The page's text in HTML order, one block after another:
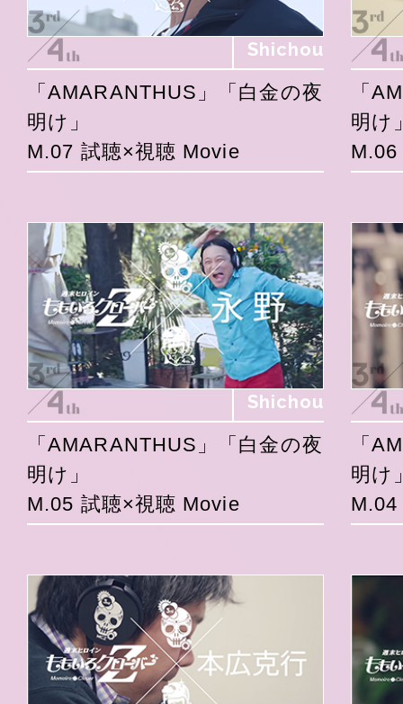
Shichou
「AMARANTHUS」「白金の夜
明け」
M.07 試聴×視聴 Movie
「
明け
Shichou
「AMARANTHUS」「白金の夜
明け」
M.05 試聴×視聴 Movie
「
明け